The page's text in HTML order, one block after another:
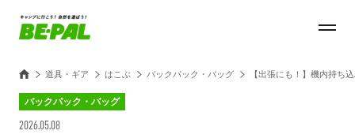
道具・ギア はこぶ バックパック・バッグ 【出張にも！】機内持ち
バックパック・バッグ
2026.05.08